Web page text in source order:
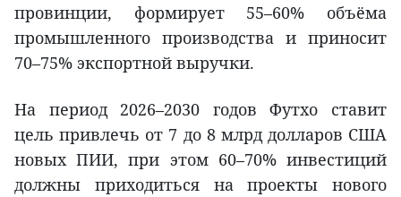
провинции, формирует 55–60% объёма
промышленного производства и приносит
70–75% экспортной выручки.
На период 2026–2030 годов Футхо ставит
цель привлечь от 7 до 8 млрд долларов США
новых ПИИ, при этом 60–70% инвестиций
должны приходиться на проекты нового